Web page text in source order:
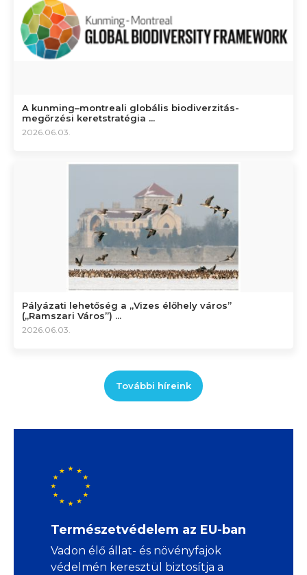
A kunming–montreali globális biodiverzitás-
megőrzési keretstratégia ...
2026.06.03.
Pályázati lehetőség a „Vizes élőhely város”
(„Ramszari Város”) ...
2026.06.03.
További híreink
Természetvédelem az EU-ban
Vadon élő állat- és növényfajok
védelmén keresztül biztosítja a